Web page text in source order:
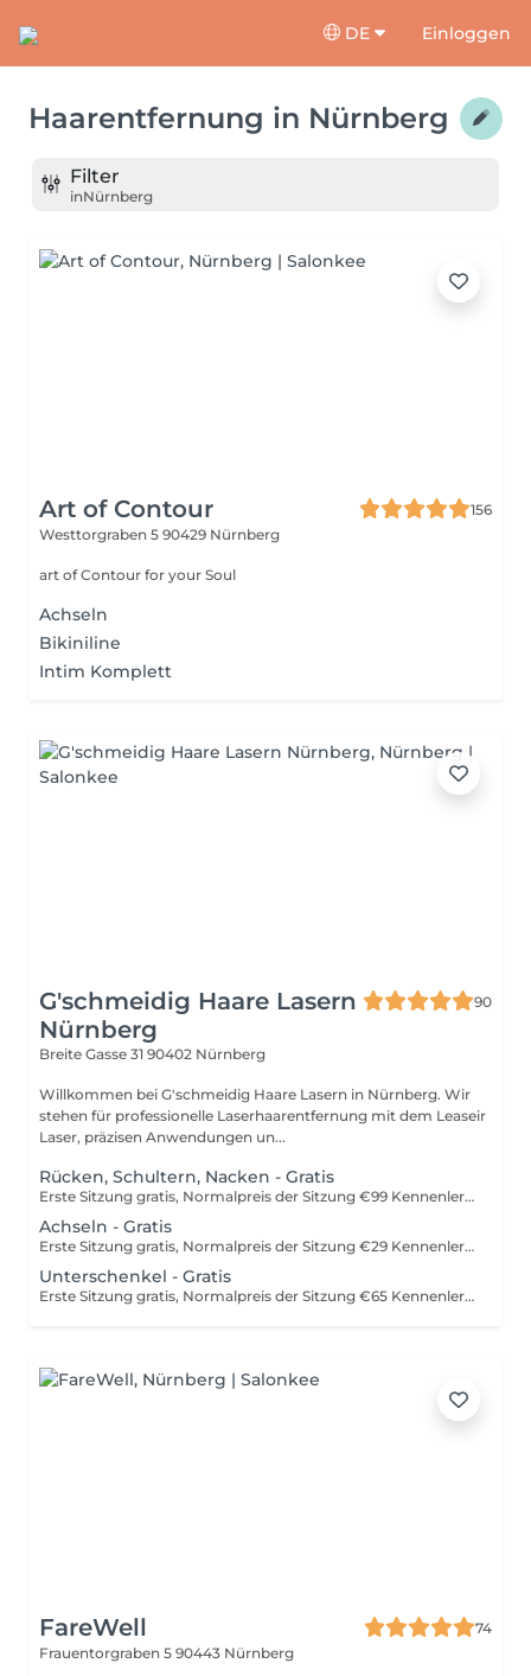
DE Einloggen
Haarentfernung in Nürnberg
Filter
inNürnberg
Art of Contour
156
Westtorgraben 5 90429 Nürnberg
art of Contour for your Soul
Achseln
Bikiniline
Intim Komplett
G'schmeidig Haare Lasern
Nürnberg
90
Breite Gasse 31 90402 Nürnberg
Willkommen bei G'schmeidig Haare Lasern in Nürnberg. Wir
stehen für professionelle Laserhaarentfernung mit dem Leaseir
Laser, präzisen Anwendungen un...
Rücken, Schultern, Nacken - Gratis
Erste Sitzung gratis, Normalpreis der Sitzung €99 Kennenlernangebot nur für Neukunden, maximal eine Gratissitzung pro Neukunde. Beratung und Aufklärung inklusive.
Achseln - Gratis
Erste Sitzung gratis, Normalpreis der Sitzung €29 Kennenlernangebot nur für Neukunden, maximal eine Gratissitzung pro Neukunde. Beratung und Aufklärung inklusive.
Unterschenkel - Gratis
Erste Sitzung gratis, Normalpreis der Sitzung €65 Kennenlern-Angebot nur für Neukunden, maximal eine Gratissitzung pro Neukunde. Beratung und Aufklärung inklusive.
FareWell
74
Frauentorgraben 5 90443 Nürnberg